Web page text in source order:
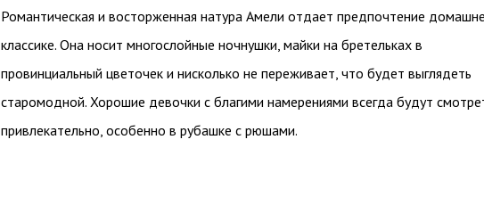
Романтическая и восторженная натура Амели отдает предпочтение
классике. Она носит многослойные ночнушки, майки на бретельках в
провинциальный цветочек и нисколько не переживает, что будет выглядеть
старомодной. Хорошие девочки с благими намерениями всегда будут
привлекательно, особенно в рубашке с рюшами.